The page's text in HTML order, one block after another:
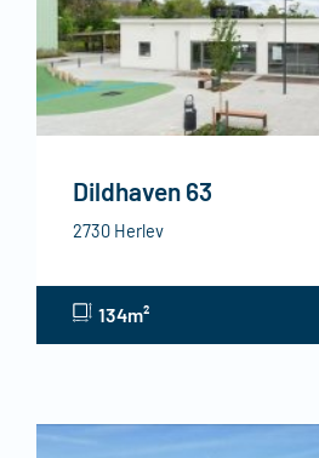
Dildhaven 63
2730 Herlev
134m²